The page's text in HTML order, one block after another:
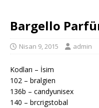
Bargello
Nisan 9, 2015 admin
Kodları – İsim
102 – bralgien
136b – candyunisex
140 – brcrigstobal